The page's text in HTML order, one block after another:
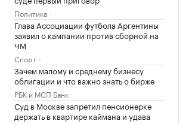
Политика
Глава Ассоциации футбола Аргентины
заявил о кампании против сборной на
ЧМ
Спорт
Зачем малому и среднему бизнесу
облигации и что важно знать о бирже
РБК и МСП Банк
Суд в Москве запретил пенсионерке
держать в квартире каймана и удава